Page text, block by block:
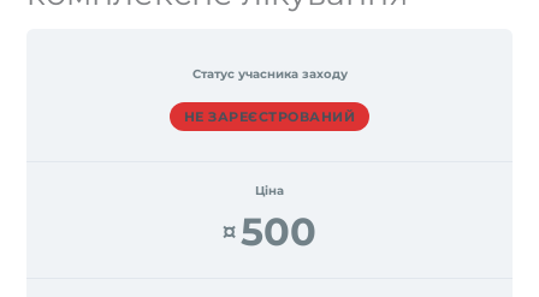
Статус учасника заходу
НЕ ЗАРЕЄСТРОВАНИЙ
Ціна
¤ 500